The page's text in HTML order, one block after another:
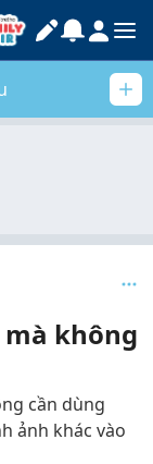
mà không
cần dùng
ảnh khác vào